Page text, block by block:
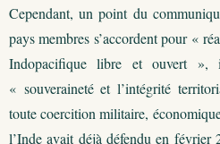
Cependant, un point du
pays membres s’accordent pour «
Indopacifique libre et ouvert »,
« souveraineté et l’intégrité
toute coercition militaire,
l’Inde avait déjà défendu en février